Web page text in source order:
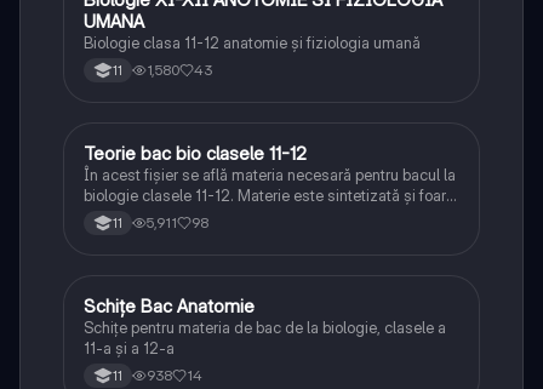
UMANA
Biologie clasa 11-12 anatomie și fiziologia umană
11 1,580 43
Biologie
Teorie bac bio clasele 11-12
În acest fișier se află materia necesară pentru bacul la
biologie clasele 11-12. Materie este sintetizată și foarte
bine explicată.
11 5,911 98
Biologie
Schițe Bac Anatomie
Schițe pentru materia de bac de la biologie, clasele a
11-a și a 12-a
11 938 14